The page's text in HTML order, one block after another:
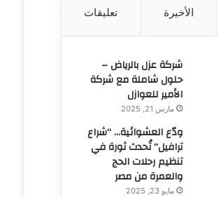
الأخيرة تعليقات
شركة عزل بالرياض –
حلول شاملة مع شركة
الأمير للعوازل
مارس 21, 2025
ودّع العشوائية… “شراع
ترافيل” تُحدث ثورة في
تنظيم رحلات الحج
والعمرة من مصر
مايو 23, 2025